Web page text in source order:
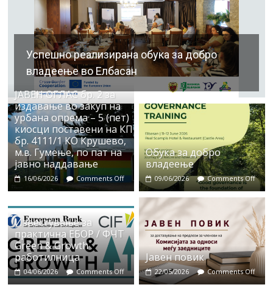
Успешно реализирана обука за добро
владеење во Елбасан
ЈАВЕН ОГЛАС бр. 2 за
издавање во закуп на
урбана опрема – 5 (пет)
киосци поставени на КП
бр. 4111/1 КО Крушево,
м.в. Гумење, по пат на
јавно наддавање
16/06/2026 Comments Off
Обука за добро
владеење
09/06/2026 Comments Off
Известување за
практична ЕБОР / ФЧТ
Green & Growth
работилница
04/06/2026 Comments Off
Јавен повик
22/05/2026 Comments Off